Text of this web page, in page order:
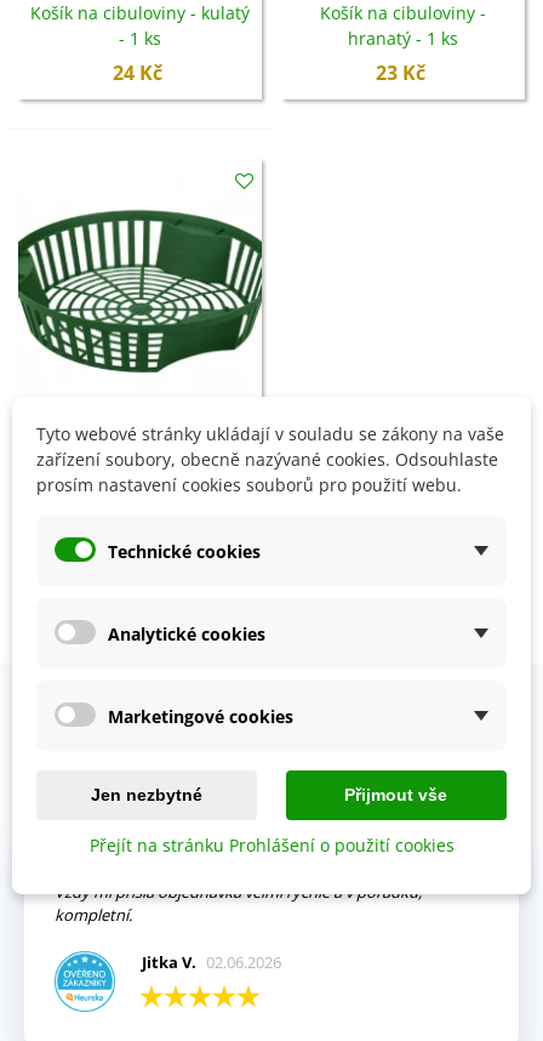
Košík na cibuloviny - kulatý
- 1 ks
24 Kč
Košík na cibuloviny -
hranatý - 1 ks
23 Kč
Přidat do košíku
Košík na cibuloviny
24 Kč
Zobrazení 1-3 z 3 položek
Prohlédněte si vybraná hodnocení našich zákazníků.
Vždy mi přišla objednávka velmi rychle a v pořádku,
kompletní.
Jitka V. 02.06.2026
Tyto webové stránky ukládají v souladu se zákony na vaše
zařízení soubory, obecně nazývané cookies. Odsouhlaste
prosím nastavení cookies souborů pro použití webu.
Technické cookies
Analytické cookies
Marketingové cookies
Jen nezbytné Přijmout vše
Přejít na stránku Prohlášení o použití cookies